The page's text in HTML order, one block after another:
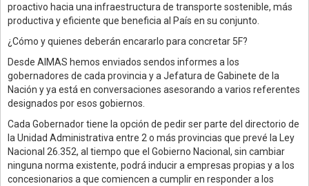
proactivo hacia una infraestructura de transporte sostenible, más
productiva y eficiente que beneficia al País en su conjunto.
¿Cómo y quienes deberán encararlo para concretar 5F?
Desde AIMAS hemos enviados sendos informes a los
gobernadores de cada provincia y a Jefatura de Gabinete de la
Nación y ya está en conversaciones asesorando a varios referentes
designados por esos gobiernos.
Cada Gobernador tiene la opción de pedir ser parte del directorio de
la Unidad Administrativa entre 2 o más provincias que prevé la Ley
Nacional 26.352, al tiempo que el Gobierno Nacional, sin cambiar
ninguna norma existente, podrá inducir a empresas propias y a los
concesionarios a que comiencen a cumplir en responder a los